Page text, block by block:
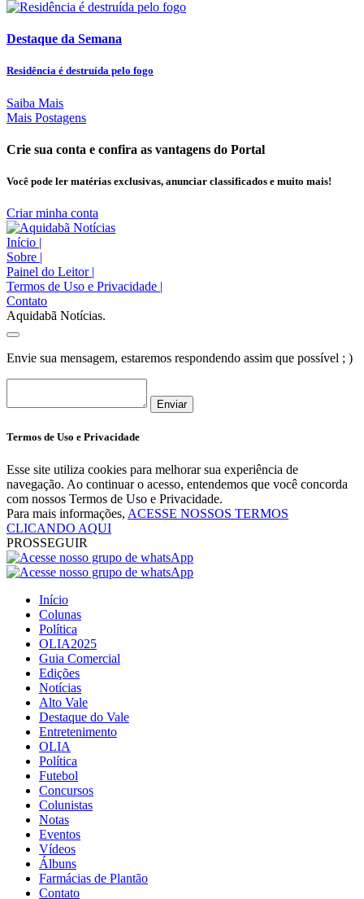
Destaque da Semana
Residência é destruída pelo fogo
Saiba Mais
Mais Postagens
Crie sua conta e confira as vantagens do Portal
Você pode ler matérias exclusivas, anunciar classificados e muito mais!
Criar minha conta
Início |
Sobre |
Painel do Leitor |
Termos de Uso e Privacidade |
Contato
Aquidabã Notícias.
Envie sua mensagem, estaremos respondendo assim que possível ; )
Enviar
Termos de Uso e Privacidade
Esse site utiliza cookies para melhorar sua experiência de
navegação. Ao continuar o acesso, entendemos que você concorda
com nossos Termos de Uso e Privacidade.
Para mais informações, ACESSE NOSSOS TERMOS
CLICANDO AQUI
PROSSEGUIR
Início
Colunas
Política
OLIA2025
Guia Comercial
Edições
Notícias
Alto Vale
Destaque do Vale
Entretenimento
OLIA
Política
Futebol
Concursos
Colunistas
Notas
Eventos
Vídeos
Álbuns
Farmácias de Plantão
Contato